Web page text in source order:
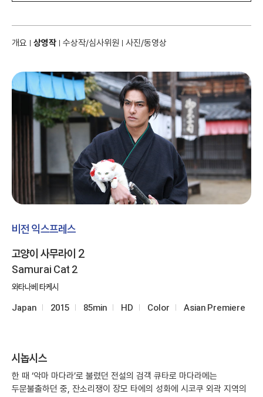
개요 상영작 수상작/심사위원 사진/동영상
비전 익스프레스
고양이 사무라이 2
Samurai Cat 2
와타나베 타케시
Japan 2015 85min HD Color Asian Premiere
시놉시스
한 때 ‘악마 마다라’로 불렸던 전설의 검객 큐타로 마다라메는
두문불출하던 중, 잔소리쟁이 장모 타에의 성화에 시코쿠 외곽 지역의